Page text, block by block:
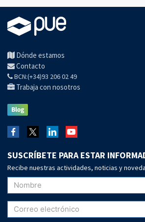
Dónde estamos
Contacto
BCN:(+34)93 206 02 49
Trabaja con nosotros
SUSCRÍBETE PARA ESTAR
Recibe nuestras actividades, noticias y